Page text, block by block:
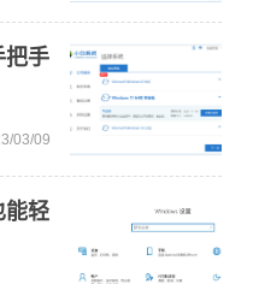
把手
03/09
能轻